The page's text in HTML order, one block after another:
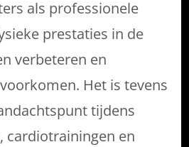
als professionele
prestaties in de
verbeteren en
Het is tevens
tijdens
cardiotrainingen en